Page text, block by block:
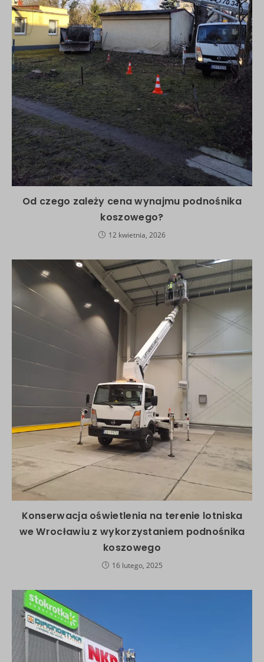
Od czego zależy cena wynajmu podnośnika
koszowego?
12 kwietnia, 2026
Konserwacja oświetlenia na terenie lotniska
we Wrocławiu z wykorzystaniem podnośnika
koszowego
16 lutego, 2025